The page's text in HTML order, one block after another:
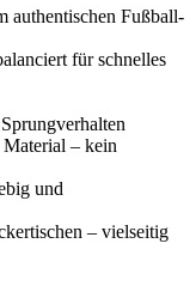
authentischen Fußball-
für schnelles
– kein
und
– vielseitig